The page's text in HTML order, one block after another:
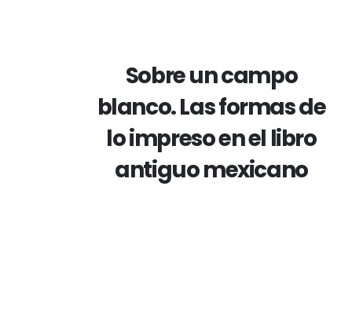
Sobre un campo
blanco. Las formas de
lo impreso en el libro
antiguo mexicano